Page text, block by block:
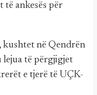
të ankesës për
kushtet në Qendrën
lejua të përgjigjet
e tjerë të UÇK-